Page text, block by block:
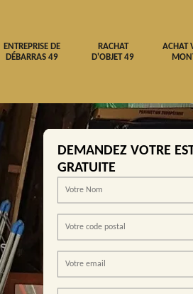
ENTREPRISE DE
DÉBARRAS 49
RACHAT
D'OBJET 49
ACHAT
DEMANDEZ VOTRE
GRATUITE